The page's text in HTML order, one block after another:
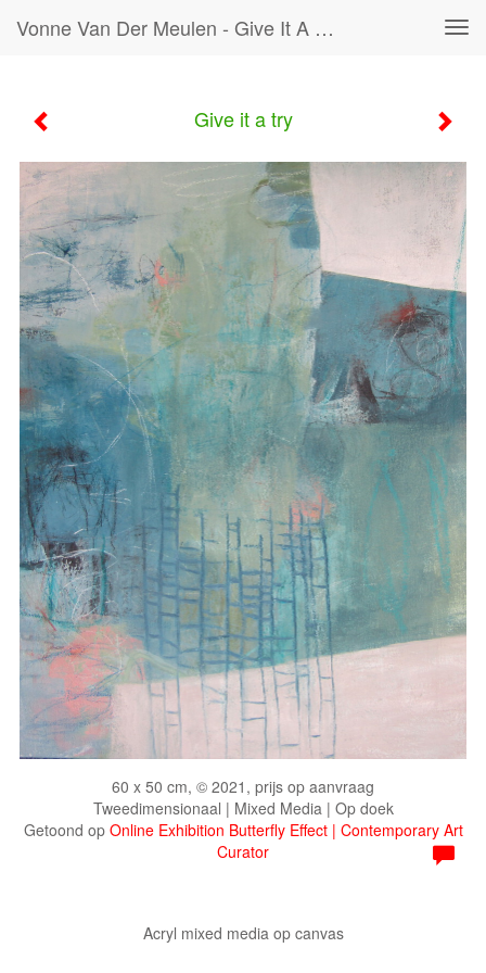
Vonne Van Der Meulen - Give It A Try
Give it a try
60 x 50 cm, © 2021, prijs op aanvraag
Tweedimensionaal | Mixed Media | Op doek
Getoond op Online Exhibition Butterfly Effect | Contemporary Art
Curator
Acryl mixed media op canvas